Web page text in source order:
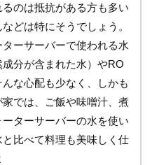
のは抵抗がある方も多い
どは特にそうでしょう。
ーサーバーで使われる水
分が含まれた水）やRO
な心配も少なく、しかも
では、ご飯や味噌汁、煮
ターサーバーの水を使い
と比べて料理も美味しく仕